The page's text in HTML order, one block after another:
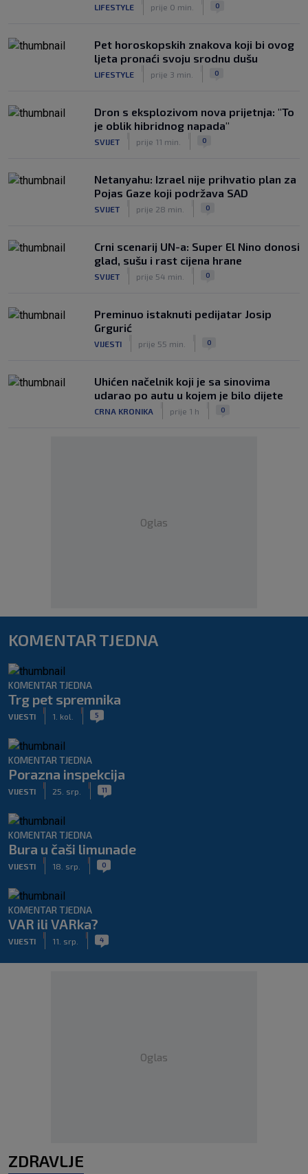
LIFESTYLE prije 0 min. 0
Pet horoskopskih znakova koji bi ovog
ljeta pronaći svoju srodnu dušu
LIFESTYLE prije 3 min. 0
Dron s eksplozivom nova prijetnja: "To
je oblik hibridnog napada"
SVIJET prije 11 min. 0
Netanyahu: Izrael nije prihvatio plan za
Pojas Gaze koji podržava SAD
SVIJET prije 28 min. 0
Crni scenarij UN-a: Super El Nino donosi
glad, sušu i rast cijena hrane
SVIJET prije 54 min. 0
Preminuo istaknuti pedijatar Josip
Grgurić
VIJESTI prije 55 min. 0
Uhićen načelnik koji je sa sinovima
udarao po autu u kojem je bilo dijete
CRNA KRONIKA prije 1 h 0
Oglas
KOMENTAR TJEDNA
KOMENTAR TJEDNA
Trg pet spremnika
VIJESTI 1. kol. 5
KOMENTAR TJEDNA
Porazna inspekcija
VIJESTI 25. srp. 11
KOMENTAR TJEDNA
Bura u čaši limunade
VIJESTI 18. srp. 0
KOMENTAR TJEDNA
VAR ili VARka?
VIJESTI 11. srp. 4
Oglas
ZDRAVLJE